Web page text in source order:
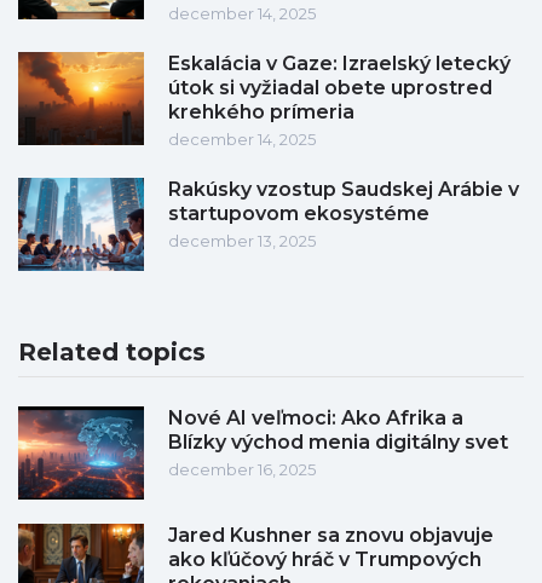
december 14, 2025
Eskalácia v Gaze: Izraelský letecký
útok si vyžiadal obete uprostred
krehkého prímeria
december 14, 2025
Rakúsky vzostup Saudskej Arábie v
startupovom ekosystéme
december 13, 2025
Related topics
Nové AI veľmoci: Ako Afrika a
Blízky východ menia digitálny svet
december 16, 2025
Jared Kushner sa znovu objavuje
ako kľúčový hráč v Trumpových